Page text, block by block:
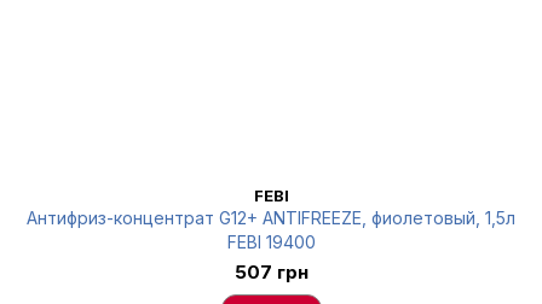
FEBI
Антифриз-концентрат G12+ ANTIFREEZE, фиолетовый, 1,5л
FEBI 19400
507 грн